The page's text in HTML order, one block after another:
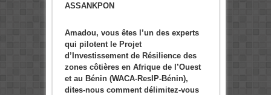
ASSANKPON
Amadou, vous êtes l’un des experts
qui pilotent le Projet
d’Investissement de Résilience des
zones côtières en Afrique de l’Ouest
et au Bénin (WACA-ResIP-Bénin),
dites-nous comment délimitez-vous